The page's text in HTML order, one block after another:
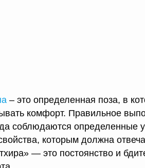
– это определенная поза, в
комфорт. Правильное
соблюдаются определенные
которым должна
— это постоянство и